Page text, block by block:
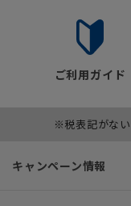
ご利用ガイド
※税表記がな
キャンペーン情報